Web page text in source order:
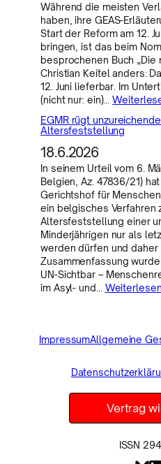
Während die meisten
haben, ihre GEAS-
Start der Reform am 12.
bringen, ist das beim
besprochenen Buch „Die
Christian Keitel anders:
12. Juni lieferbar. Im
(nicht nur: ein)…
EGMR rügt
Altersfeststellung
18.6.2026
In seinem Urteil vom 6.
Belgien, Az. 47836/21)
Gerichtshof für
ein belgisches Verfahren
Altersfeststellung einer
Minderjährigen nur als
werden dürfen und daher
Zusammenfassung
UN-Sichtbar –
im Asyl- und…
ImpressumAllgemeine
Vertrag
ISSN